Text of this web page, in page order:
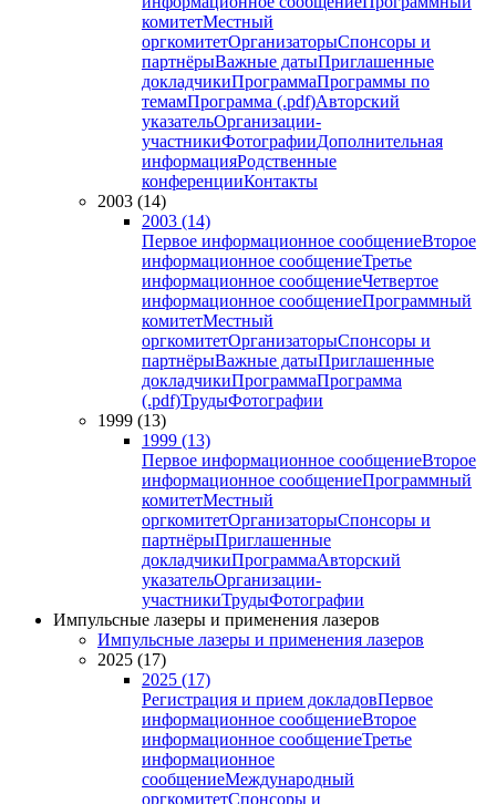
комитетМестный
оргкомитетОрганизаторыСпонсоры и
партнёрыВажные датыПриглашенные
докладчикиПрограммаПрограммы по
темамПрограмма (.pdf)Авторский
указательОрганизации-
участникиФотографииДополнительная
информацияРодственные
конференцииКонтакты
2003 (14)
2003 (14)
Первое информационное сообщениеВторое
информационное сообщениеТретье
информационное сообщениеЧетвертое
информационное сообщениеПрограммный
комитетМестный
оргкомитетОрганизаторыСпонсоры и
партнёрыВажные датыПриглашенные
докладчикиПрограммаПрограмма
(.pdf)ТрудыФотографии
1999 (13)
1999 (13)
Первое информационное сообщениеВторое
информационное сообщениеПрограммный
комитетМестный
оргкомитетОрганизаторыСпонсоры и
партнёрыПриглашенные
докладчикиПрограммаАвторский
указательОрганизации-
участникиТрудыФотографии
Импульсные лазеры и применения лазеров
Импульсные лазеры и применения лазеров
2025 (17)
2025 (17)
Регистрация и прием докладовПервое
информационное сообщениеВторое
информационное сообщениеТретье
информационное
сообщениеМеждународный
оргкомитетСпонсоры и